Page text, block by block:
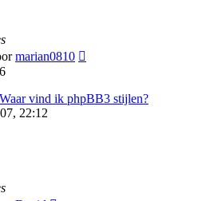
marian0810
vind ik phpBB3 stijlen?
22:12